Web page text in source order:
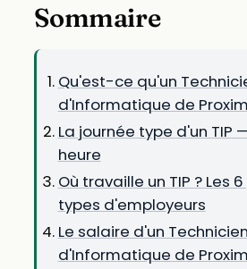
Sommaire
Qu'est-ce qu'un
d'Informatique de
La journée type d'un TIP
heure
Où travaille un TIP ? Les
types d'employeurs
Le salaire d'un Technicien
d'Informatique de